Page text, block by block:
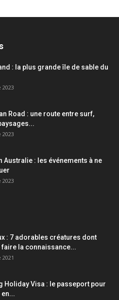
: la plus grande île de sable du
Road : une route entre surf,
Australie : les événements à ne
: 7 adorables créatures dont
la connaissance...
Holiday Visa : le passeport pour
en...